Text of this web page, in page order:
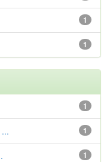
1
1
1
1
1